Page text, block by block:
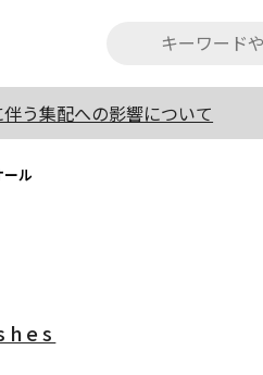
う集配への影響について
ール